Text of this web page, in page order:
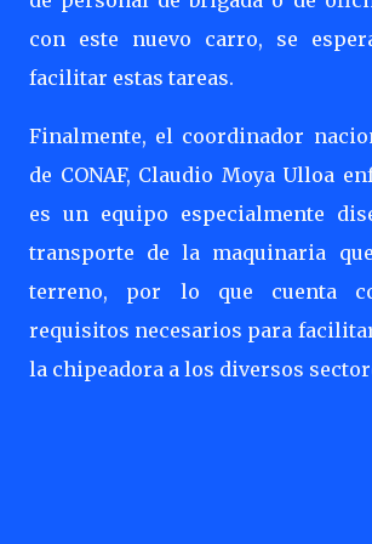
con este nuevo carro, se
facilitar estas tareas.
Finalmente, el coordinador
de CONAF, Claudio Moya Ulloa
es un equipo especialmente
transporte de la maquinaria
terreno, por lo que cuenta
requisitos necesarios para
la chipeadora a los diversos